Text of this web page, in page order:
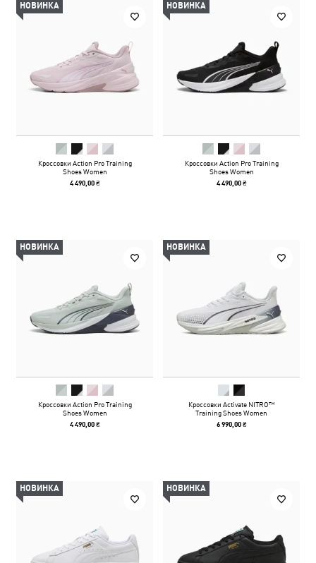
НОВИНКА
Кроссовки Action Pro Training
Shoes Women
4 490,00 ₴
НОВИНКА
Кроссовки Action Pro Training
Shoes Women
4 490,00 ₴
НОВИНКА
Кроссовки Action Pro Training
Shoes Women
4 490,00 ₴
НОВИНКА
Кроссовки Activate NITRO™
Training Shoes Women
6 990,00 ₴
НОВИНКА НОВИНКА